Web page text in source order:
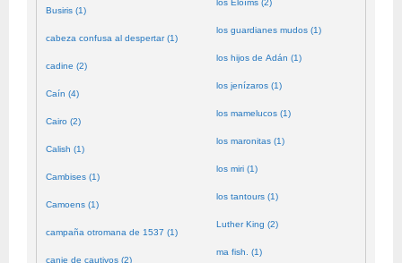
Busiris (1)
cabeza confusa al despertar (1)
cadine (2)
Caín (4)
Cairo (2)
Calish (1)
Cambises (1)
Camoens (1)
campaña otromana de 1537 (1)
canje de cautivos (2)
los Éloïms (2)
los guardianes mudos (1)
los hijos de Adán (1)
los jenízaros (1)
los mamelucos (1)
los maronitas (1)
los miri (1)
los tantours (1)
Luther King (2)
ma fish. (1)